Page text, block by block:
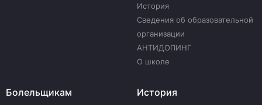
История
Сведения об образовательной
организации
АНТИДОПИНГ
О школе
Болельщикам История